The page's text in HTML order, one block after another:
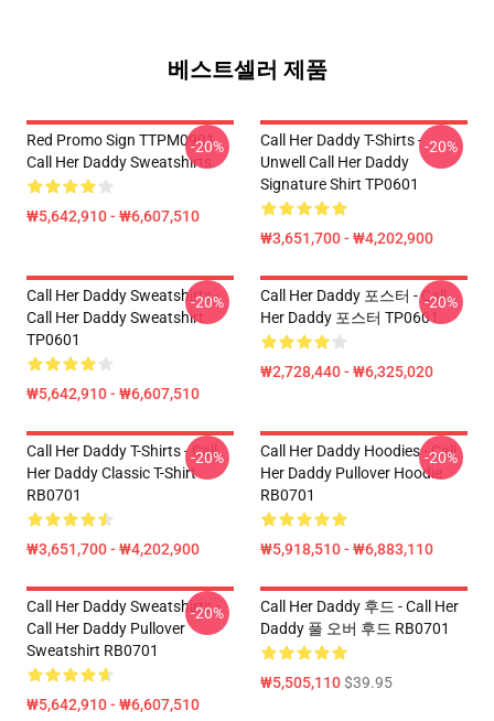
베스트셀러 제품
Red Promo Sign TTPM0901
Call Her Daddy Sweatshirts
₩5,642,910 - ₩6,607,510
-20%
Call Her Daddy T-Shirts -
Unwell Call Her Daddy
Signature Shirt TP0601
₩3,651,700 - ₩4,202,900
-20%
Call Her Daddy Sweatshirts -
Call Her Daddy Sweatshirt
TP0601
₩5,642,910 - ₩6,607,510
-20%
Call Her Daddy 포스터 - Call
Her Daddy 포스터 TP0601
₩2,728,440 - ₩6,325,020
-20%
Call Her Daddy T-Shirts - Call
Her Daddy Classic T-Shirt
RB0701
₩3,651,700 - ₩4,202,900
-20%
Call Her Daddy Hoodies - Call
Her Daddy Pullover Hoodie
RB0701
₩5,918,510 - ₩6,883,110
-20%
Call Her Daddy Sweatshirts -
Call Her Daddy Pullover
Sweatshirt RB0701
₩5,642,910 - ₩6,607,510
-20%
Call Her Daddy 후드 - Call Her
Daddy 풀 오버 후드 RB0701
₩5,505,110$39.95